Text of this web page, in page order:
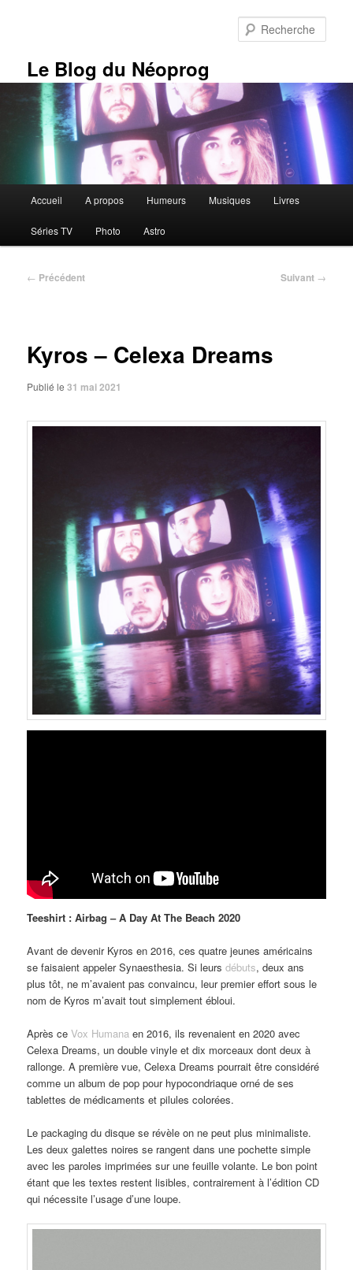
Le Blog du Néoprog
principal
Accueil A propos Humeurs Musiques Livres
Séries TV Photo Astro
Navigation
← Précédent Suivant →
Kyros – Celexa Dreams
Publié le31 mai 2021
Teeshirt : Airbag – A Day At The Beach 2020
Avant de devenir Kyros en 2016, ces quatre jeunes américains
se faisaient appeler Synaesthesia. Si leursdébuts, deux ans
plus tôt, ne m’avaient pas convaincu, leur premier effort sous le
nom de Kyros m’avait tout simplement ébloui.
Après ceVox Humana en 2016, ils revenaient en 2020 avec
Celexa Dreams, un double vinyle et dix morceaux dont deux à
rallonge. A première vue, Celexa Dreams pourrait être considéré
comme un album de pop pour hypocondriaque orné de ses
tablettes de médicaments et pilules colorées.
Le packaging du disque se révèle on ne peut plus minimaliste.
Les deux galettes noires se rangent dans une pochette simple
avec les paroles imprimées sur une feuille volante. Le bon point
étant que les textes restent lisibles, contrairement à l’édition CD
qui nécessite l’usage d’une loupe.